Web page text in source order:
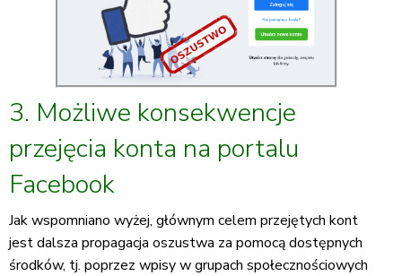
3. Możliwe konsekwencje
przejęcia konta na portalu
Facebook
Jak wspomniano wyżej, głównym celem przejętych kont
jest dalsza propagacja oszustwa za pomocą dostępnych
środków, tj. poprzez wpisy w grupach społecznościowych